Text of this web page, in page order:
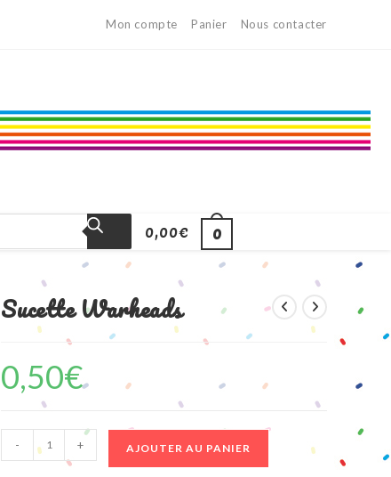
Mon compte Panier Nous contacter
0,00€ 0
Sucette Warheads
0,50€
quantité
de
- + AJOUTER AU PANIER